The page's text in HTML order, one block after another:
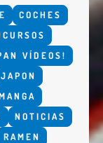
COCHES
VÍDEOS!
JAPON
NOTICIAS
RAMEN